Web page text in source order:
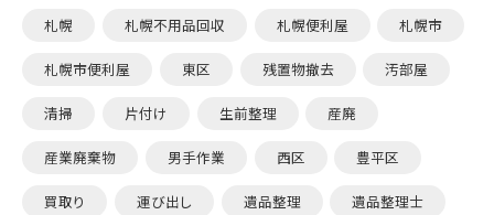
札幌 札幌不用品回収 札幌便利屋 札幌市
札幌市便利屋 東区 残置物撤去 汚部屋
清掃 片付け 生前整理 産廃
産業廃棄物 男手作業 西区 豊平区
買取り 運び出し 遺品整理 遺品整理士